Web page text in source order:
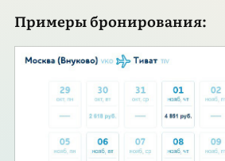
Примеры бронирования: